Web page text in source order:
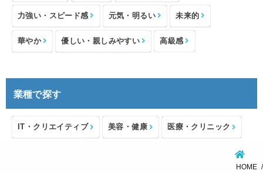
力強い・スピード感 元気・明るい 未来的
華やか 優しい・親しみやすい 高級感
業種で探す
IT・クリエイティブ 美容・健康 医療・クリニック
HOME